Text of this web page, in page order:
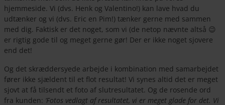
hjemmeside. Vi (dvs. Henk og Valentino!) kan lave hvad du
udtænker og vi (dvs. Eric en Pim!) tænker gerne med sammen
med dig. Faktisk er det noget, som vi (de netop nævnte altså 😉
er rigtig gode til og meget gerne gør! Der er ikke noget sjovere
end det!
Og det skræddersyede arbejde i kombination med samarbejdet
fører ikke sjældent til et flot resultat! Vi synes altid det er meget
sjovt at få tilsendt et foto af slutresultatet. Og de rosende ord
fra kunden: ‘Fotos vedlagt af resultatet, vi er meget glade for det. Vi